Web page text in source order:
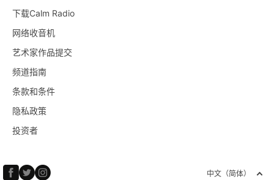
下载Calm Radio
网络收音机
艺术家作品提交
频道指南
条款和条件
隐私政策
投资者
中文（简体）